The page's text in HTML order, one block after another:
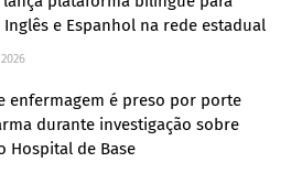
e Espanhol na rede estadual
enfermagem é preso por porte
durante investigação sobre
Hospital de Base